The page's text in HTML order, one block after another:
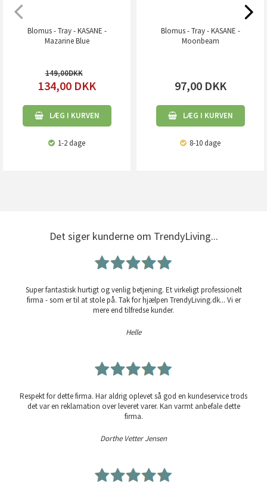
Blomus - Tray - KASANE -
Mazarine Blue
149,00
134,00 DKK
LÆG I KURVEN
1-2 dage
Blomus - Tray - KASANE -
Moonbeam
97,00 DKK
LÆG I KURVEN
8-10 dage
Det siger kunderne om TrendyLiving...
Super fantastisk hurtigt og venlig betjening. Et virkeligt professionelt
firma - som er til at stole på. Tak for hjælpen TrendyLiving.dk... Vi er
mere end tilfredse kunder.
Helle
Respekt for dette firma. Har aldrig oplevet så god en kundeservice trods
det var en reklamation over leveret varer. Kan varmt anbefale dette
firma.
Dorthe Vetter Jensen